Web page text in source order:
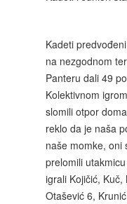
Kadeti
na nezgodnom
Panteru dali 49
Kolektivnom
slomili otpor
reklo da je naša
naše momke, oni
prelomili
igrali Kojičić,
Otašević 6,